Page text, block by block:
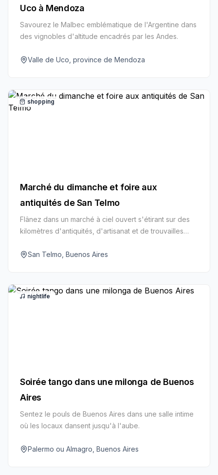
Uco à Mendoza
Savourez le Malbec emblématique de l'Argentine dans
des vignobles d'altitude encadrés par les Andes.
Valle de Uco, province de Mendoza
shopping
Marché du dimanche et foire aux
antiquités de San Telmo
Flânez dans un marché à ciel ouvert s'étirant sur des
kilomètres d'antiquités, d'artisanat et de trouvailles
San Telmo, Buenos Aires
nightlife
Soirée tango dans une milonga de Buenos
Aires
Sentez le pouls de Buenos Aires dans une salle intime
où les locaux dansent jusqu'à l'aube.
Palermo ou Almagro, Buenos Aires